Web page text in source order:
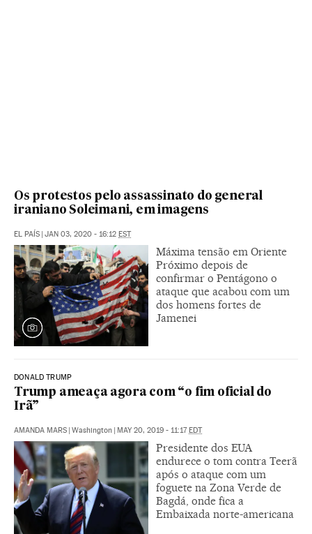
Os protestos pelo assassinato do general
iraniano Soleimani, em imagens
EL PAÍS JAN 03, 2020 - 16:12 EST
Máxima tensão em Oriente
Próximo depois de
confirmar o Pentágono o
ataque que acabou com um
dos homens fortes de
Jamenei
DONALD TRUMP
Trump ameaça agora com “o fim oficial do
Irã”
AMANDA MARS Washington MAY 20, 2019 - 11:17 EDT
Presidente dos EUA
endurece o tom contra Teerã
após o ataque com um
foguete na Zona Verde de
Bagdá, onde fica a
Embaixada norte-americana